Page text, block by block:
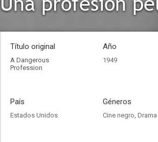
Título original
A Dangerous
Profession
Año
1949
País
Estados Unidos
Géneros
Cine negro, Drama